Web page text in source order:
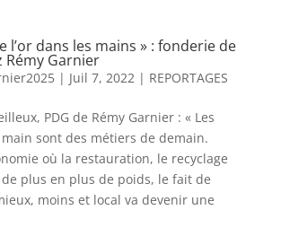
l’or dans les mains » : fonderie de
Rémy Garnier
| Juil 7, 2022| REPORTAGES
PDG de Rémy Garnier : « Les
sont des métiers de demain.
où la restauration, le recyclage
plus en plus de poids, le fait de
moins et local va devenir une